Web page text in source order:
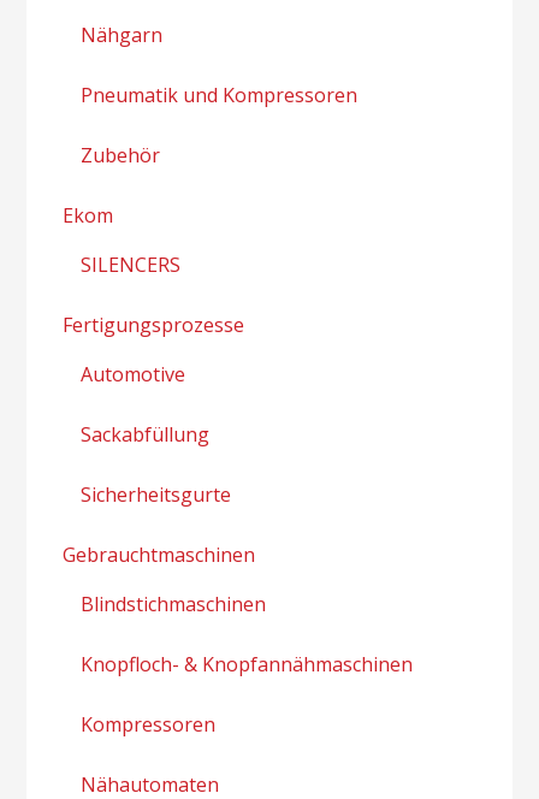
Nähgarn
Pneumatik und Kompressoren
Zubehör
Ekom
SILENCERS
Fertigungsprozesse
Automotive
Sackabfüllung
Sicherheitsgurte
Gebrauchtmaschinen
Blindstichmaschinen
Knopfloch- & Knopfannähmaschinen
Kompressoren
Nähautomaten